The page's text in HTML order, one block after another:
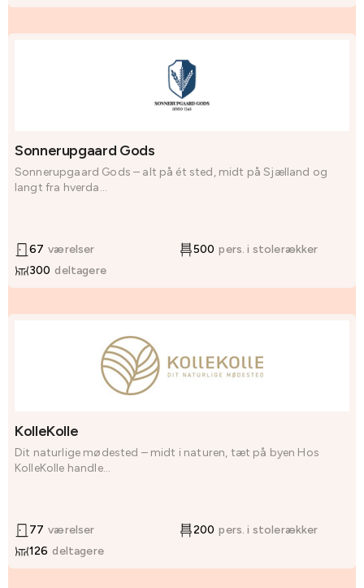
Sonnerupgaard Gods
Sonnerupgaard Gods – alt på ét sted, midt på Sjælland og
langt fra hverda...
67 værelser 500 pers. i stolerækker
300 deltagere
KolleKolle
Dit naturlige mødested – midt i naturen, tæt på byen Hos
KolleKolle handle...
77 værelser 200 pers. i stolerækker
126 deltagere